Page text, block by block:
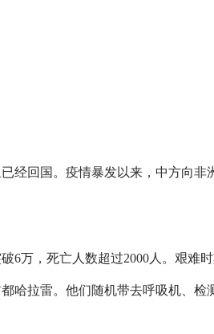
经回国。疫情暴发以来，中方向
万，死亡人数超过2000人。艰难
哈拉雷。他们随机带去呼吸机、